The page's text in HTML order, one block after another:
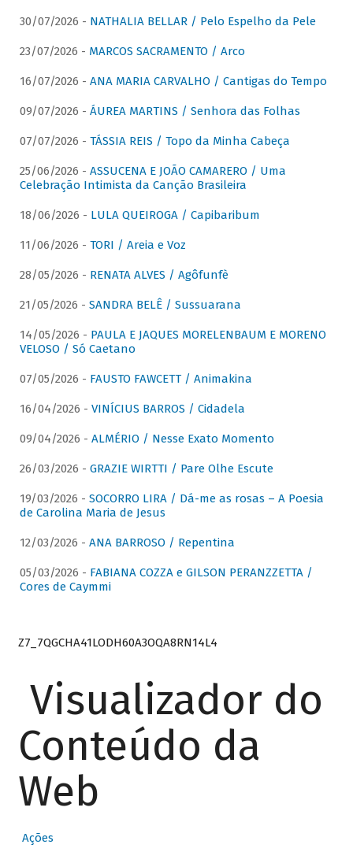
30/07/2026 - NATHALIA BELLAR / Pelo Espelho da Pele
23/07/2026 - MARCOS SACRAMENTO / Arco
16/07/2026 - ANA MARIA CARVALHO / Cantigas do Tempo
09/07/2026 - ÁUREA MARTINS / Senhora das Folhas
07/07/2026 - TÁSSIA REIS / Topo da Minha Cabeça
25/06/2026 - ASSUCENA E JOÃO CAMARERO / Uma
Celebração Intimista da Canção Brasileira
18/06/2026 - LULA QUEIROGA / Capibaribum
11/06/2026 - TORI / Areia e Voz
28/05/2026 - RENATA ALVES / Agôfunfè
21/05/2026 - SANDRA BELÊ / Sussuarana
14/05/2026 - PAULA E JAQUES MORELENBAUM E MORENO
VELOSO / Só Caetano
07/05/2026 - FAUSTO FAWCETT / Animakina
16/04/2026 - VINÍCIUS BARROS / Cidadela
09/04/2026 - ALMÉRIO / Nesse Exato Momento
26/03/2026 - GRAZIE WIRTTI / Pare Olhe Escute
19/03/2026 - SOCORRO LIRA / Dá-me as rosas – A Poesia
de Carolina Maria de Jesus
12/03/2026 - ANA BARROSO / Repentina
05/03/2026 - FABIANA COZZA e GILSON PERANZZETTA /
Cores de Caymmi
Z7_7QGCHA41LODH60A3OQA8RN14L4
Visualizador do
Conteúdo da
Web
Ações